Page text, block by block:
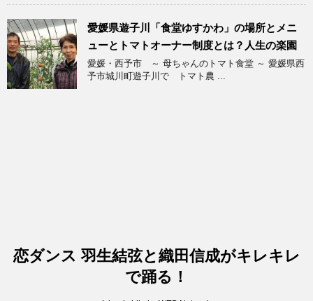
愛媛県遊子川「食堂ゆすかわ」の場所とメニ
ューとトマトオーナー制度とは？人生の楽園
愛媛・西予市 ～ 母ちゃんのトマト食堂 ～ 愛媛県西
予市城川町遊子川で トマト農 ...
恋ダンス 羽生結弦と織田信成がキレキレ
で踊る！